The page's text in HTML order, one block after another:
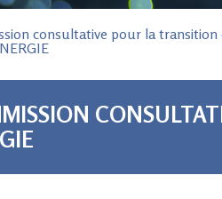
consultative pour la